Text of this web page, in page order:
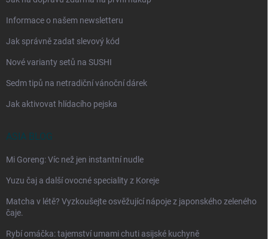
Informace o našem newsletteru
Jak správně zadat slevový kód
Nové varianty setů na SUSHI
Sedm tipů na netradiční vánoční dárek
Jak aktivovat hlídacího pejska
ASIA BLOG
Mi Goreng: Víc než jen instantní nudle
Yuzu čaj a další ovocné speciality z Koreje
Matcha v létě? Vyzkoušejte osvěžující nápoje z japonského zeleného
čaje.
Rybí omáčka: tajemství umami chuti asijské kuchyně